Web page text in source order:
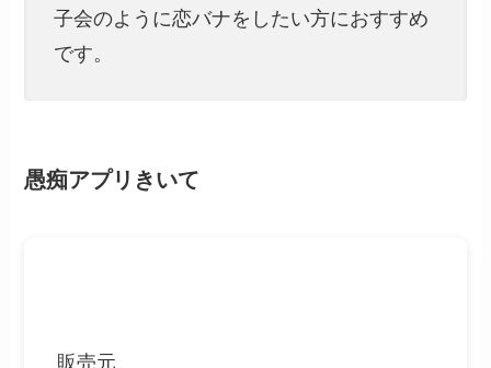
子会のように恋バナをしたい方におすすめ
です。
愚痴アプリきいて
販売元